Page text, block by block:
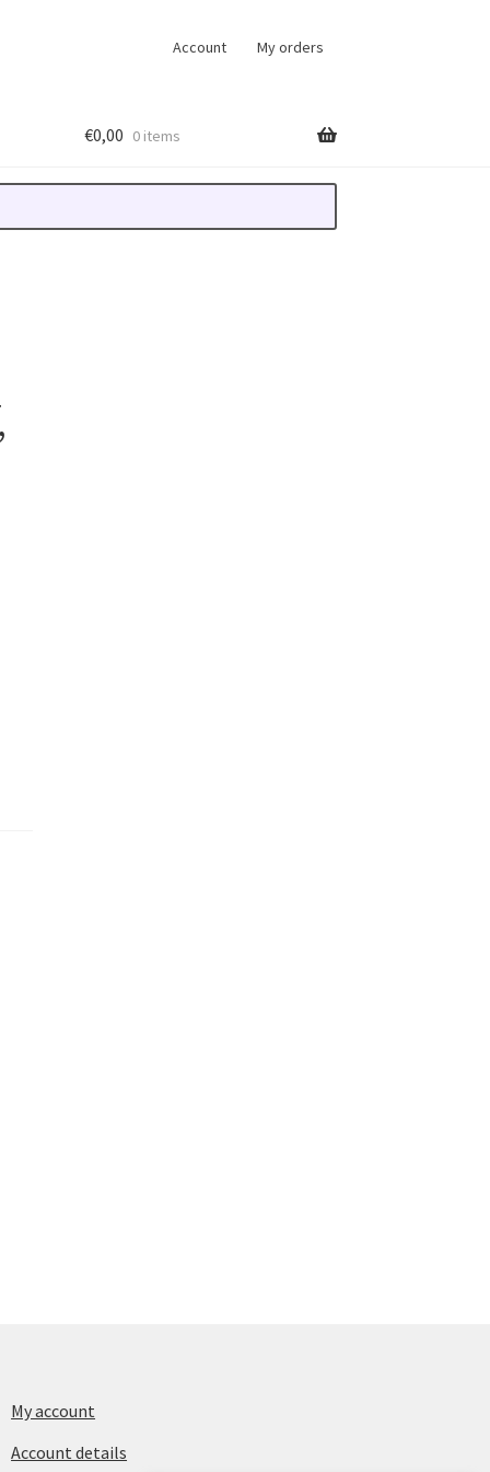
Account My orders
€0,00 0 items
My account
Account details